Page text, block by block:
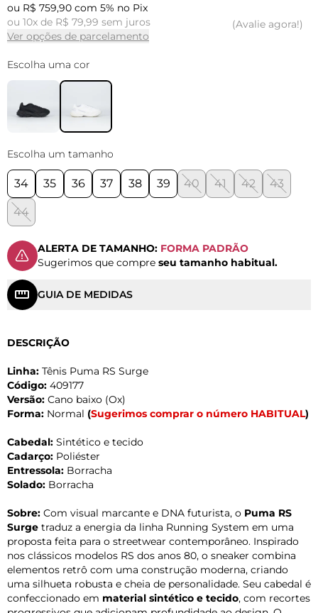
ou R$ 759,90 com 5% no Pix
ou 10x de R$ 79,99 sem juros
Ver opções de parcelamento
Avalie agora!
Escolha uma cor
Escolha um tamanho
34 35 36 37 38 39 40 41 42 43
44
ALERTA DE TAMANHO: FORMA PADRÃO
Sugerimos que compre seu tamanho habitual.
GUIA DE MEDIDAS
DESCRIÇÃO
Linha: Tênis Puma RS Surge
Código: 409177
Versão: Cano baixo (Ox)
Forma: Normal (Sugerimos comprar o número HABITUAL)
Cabedal: Sintético e tecido
Cadarço: Poliéster
Entressola: Borracha
Solado: Borracha
Sobre: Com visual marcante e DNA futurista, o Puma RS
Surge traduz a energia da linha Running System em uma
proposta feita para o streetwear contemporâneo. Inspirado
nos clássicos modelos RS dos anos 80, o sneaker combina
elementos retrô com uma construção moderna, criando
uma silhueta robusta e cheia de personalidade. Seu cabedal é
confeccionado em material sintético e tecido, com recortes